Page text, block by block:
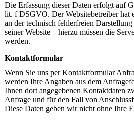
Die Erfassung dieser Daten erfolgt auf
lit. f DSGVO. Der Websitebetreiber hat
an der technisch fehlerfreien
seiner Website – hierzu müssen die
werden.
Kontaktformular
Wenn Sie uns per Kontaktformular
werden Ihre Angaben aus dem
Ihnen dort angegebenen Kontaktdaten
Anfrage und für den Fall von
Diese Daten geben wir nicht ohne Ihre